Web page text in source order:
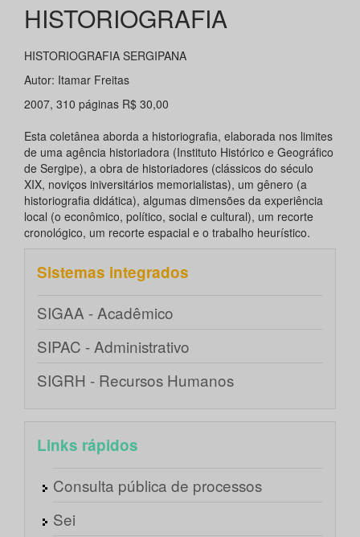
HISTORIOGRAFIA
HISTORIOGRAFIA SERGIPANA
Autor: Itamar Freitas
2007, 310 páginas R$ 30,00
Esta coletânea aborda a historiografia, elaborada nos limites
de uma agência historiadora (Instituto Histórico e Geográfico
de Sergipe), a obra de historiadores (clássicos do século
XIX, noviços iniversitários memorialistas), um gênero (a
historiografia didática), algumas dimensões da experiência
local (o econômico, político, social e cultural), um recorte
cronológico, um recorte espacial e o trabalho heurístico.
Sistemas integrados
SIGAA - Acadêmico
SIPAC - Administrativo
SIGRH - Recursos Humanos
Links rápidos
Consulta pública de processos
Sei